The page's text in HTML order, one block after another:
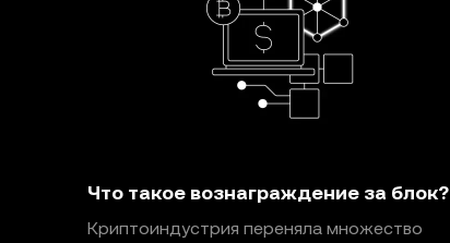
Что такое вознаграждение за блок?
Криптоиндустрия переняла множество